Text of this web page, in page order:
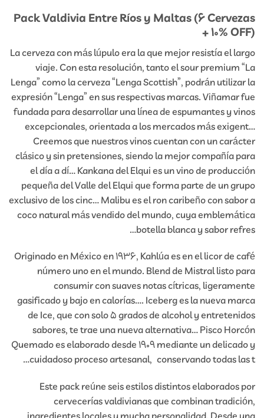
Pack Valdivia Entre Ríos y Maltas (6 Cervezas
+ 10% OFF)
La cerveza con más lúpulo era la que mejor resistía el largo
viaje. Con esta resolución, tanto el sour premium “La
Lenga” como la cerveza “Lenga Scottish”, podrán utilizar la
expresión “Lenga” en sus respectivas marcas. Viñamar fue
fundada para desarrollar una línea de espumantes y vinos
excepcionales, orientada a los mercados más exigent…
Creemos que nuestros vinos cuentan con un carácter
clásico y sin pretensiones, siendo la mejor compañía para
el día a dí… Kankana del Elqui es un vino de producción
pequeña del Valle del Elqui que forma parte de un grupo
exclusivo de los cinc… Malibu es el ron caribeño con sabor a
coco natural más vendido del mundo, cuya emblemática
botella blanca y sabor refres…
Originado en México en 1936, Kahlúa es en el licor de café
número uno en el mundo. Blend de Mistral listo para
consumir con suaves notas cítricas, ligeramente
gasificado y bajo en calorías…. Iceberg es la nueva marca
de Ice, que con solo 5 grados de alcohol y entretenidos
sabores, te trae una nueva alternativa… Pisco Horcón
Quemado es elaborado desde 1909 mediante un delicado y
cuidadoso proceso artesanal, conservando todas las t…
Este pack reúne seis estilos distintos elaborados por
cervecerías valdivianas que combinan tradición,